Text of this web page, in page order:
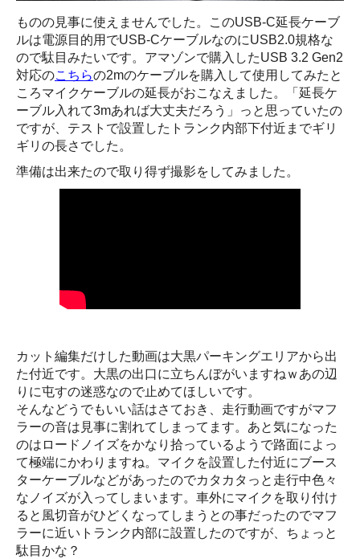
ものの見事に使えませんでした。このUSB-C延長ケーブ
ルは電源目的用でUSB-CケーブルなのにUSB2.0規格な
ので駄目みたいです。アマゾンで購入したUSB 3.2 Gen2
対応のこちらの2mのケーブルを購入して使用してみたと
ころマイクケーブルの延長がおこなえました。「延長ケ
ーブル入れて3mあれば大丈夫だろう」っと思っていたの
ですが、テストで設置したトランク内部下付近までギリ
ギリの長さでした。
準備は出来たので取り得ず撮影をしてみました。
カット編集だけした動画は大黒パーキングエリアから出
た付近です。大黒の出口に立ちんぼがいますねｗあの辺
りに屯すの迷惑なので止めてほしいです。
そんなどうでもいい話はさておき、走行動画ですがマフ
ラーの音は見事に割れてしまってます。あと気になった
のはロードノイズをかなり拾っているようで路面によっ
て極端にかわりますね。マイクを設置した付近にブース
ターケーブルなどがあったのでカタカタっと走行中色々
なノイズが入ってしまいます。車外にマイクを取り付け
ると風切音がひどくなってしまうとの事だったのでマフ
ラーに近いトランク内部に設置したのですが、ちょっと
駄目かな？